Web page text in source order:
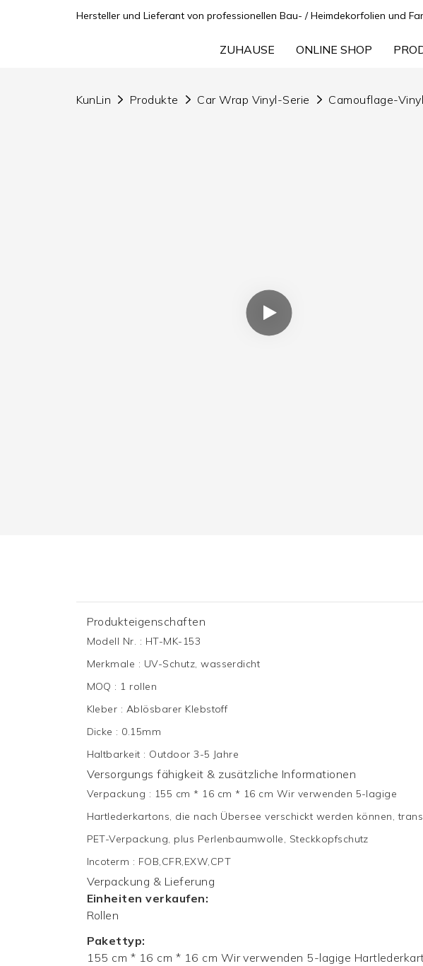
Hersteller und Lieferant von professionellen Bau- / Heimdekorfolien und
ZUHAUSE ONLINE SHOP
KunLin Produkte Car Wrap Vinyl-Serie Camouflage-Vinyl
Produkteigenschaften
Modell Nr. : HT-MK-153
Merkmale : UV-Schutz, wasserdicht
MOQ : 1 rollen
Kleber : Ablösbarer Klebstoff
Dicke : 0.15mm
Haltbarkeit : Outdoor 3-5 Jahre
Versorgungs fähigkeit & zusätzliche Informationen
Verpackung : 155 cm * 16 cm * 16 cm Wir verwenden 5-lagige
Hartlederkartons, die nach Übersee verschickt werden können,
PET-Verpackung, plus Perlenbaumwolle, Steckkopfschutz
Incoterm : FOB,CFR,EXW,CPT
Verpackung & Lieferung
Einheiten verkaufen:
Rollen
Pakettyp:
155 cm * 16 cm * 16 cm Wir verwenden 5-lagige